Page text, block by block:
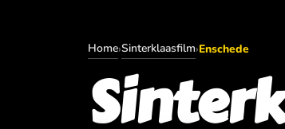
Home›Sinterklaasfilm›Enschede